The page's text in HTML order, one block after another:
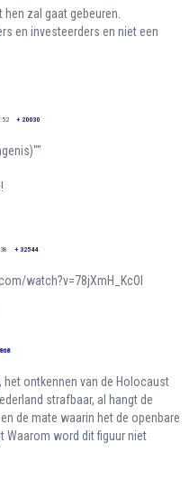
zal gaat gebeuren.
en investeerders en niet een
+ 20030
+ 32544
watch?v=78jXmH_KcOI
het ontkennen van de Holocaust
strafbaar, al hangt de
de mate waarin het de openbare
Waarom word dit figuur niet